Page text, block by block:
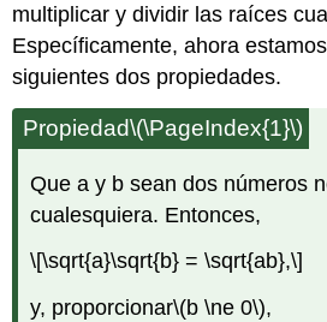
multiplicar y dividir las raíces
Específicamente, ahora
siguientes dos propiedades.
Propiedad\(\PageIndex{1}\)
Que a y b sean dos números
cualesquiera. Entonces,
\[\sqrt{a}\sqrt{b} = \sqrt{ab},\]
y, proporcionar\(b \ne 0\),